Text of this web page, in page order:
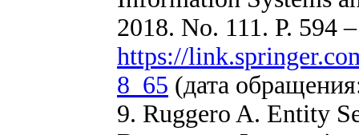
2018. No. 111. P. 594
https://
8_65 (дата
9. Ruggero A. Entity